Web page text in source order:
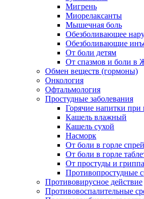
Мигрень
Миорелаксанты
Мышечная боль
Обезболивающее
Обезболивающие
От боли детям
От спазмов и боли в
Обмен веществ (гормоны)
Онкология
Офтальмология
Простудные заболевания
Горячие напитки при
Кашель влажный
Кашель сухой
Насморк
От боли в горле
От боли в горле
От простуды и
Противопростудные
Противовирусное действие
Противовоспалительные